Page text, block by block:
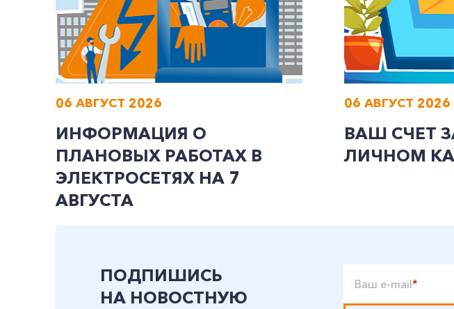
06 АВГУСТ 2026
ИНФОРМАЦИЯ О
ПЛАНОВЫХ РАБОТАХ В
ЭЛЕКТРОСЕТЯХ НА 7
АВГУСТА
06 АВГУСТ 2026
ВАШ СЧЕТ
ЛИЧНОМ
ПОДПИШИСЬ
НА НОВОСТНУЮ
Ваш e-mail*